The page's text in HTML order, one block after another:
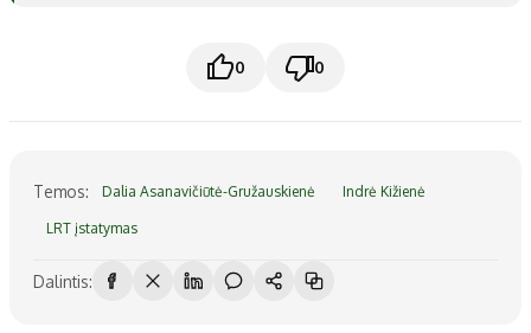
0 0
Temos: Dalia Asanavičiūtė-Gružauskienė Indrė Kižienė
LRT įstatymas
Dalintis: